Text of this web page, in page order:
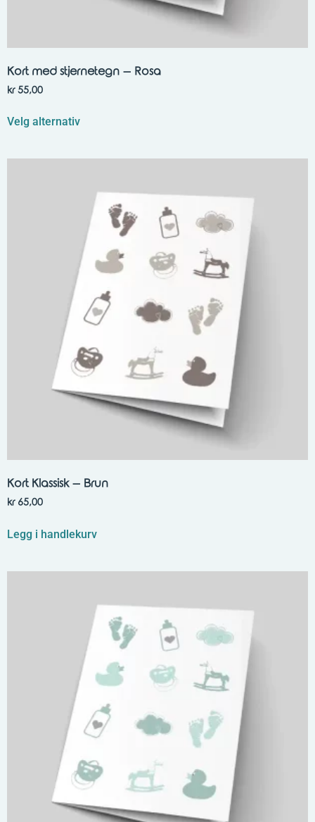
Kort med stjernetegn – Rosa
kr55,00
Velg alternativ
Kort Klassisk – Brun
kr65,00
Legg i handlekurv